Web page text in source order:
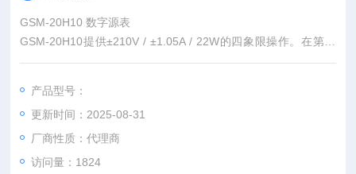
GSM-20H10 数字源表
GSM-20H10提供±210V / ±1.05A / 22W的四象限操作。在第一
象限和第三象限，它们作为电源运行，为负载供电。在第二和第
值和电阻值可以在电源或负载操作期间进行量测，其准确度高达
0.012%并且分辨率可达1µV/10pA/10µΩ。
产品型号：
更新时间：2025-08-31
厂商性质：代理商
访问量：1824